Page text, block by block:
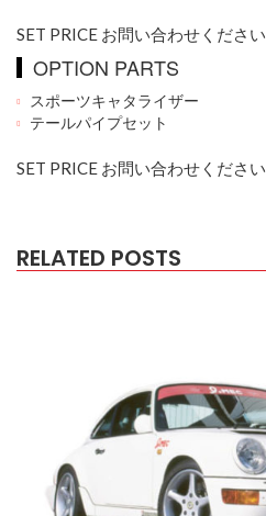
SET PRICE お問い合わせください
OPTION PARTS
スポーツキャタライザー
テールパイプセット
SET PRICE お問い合わせください
RELATED POSTS